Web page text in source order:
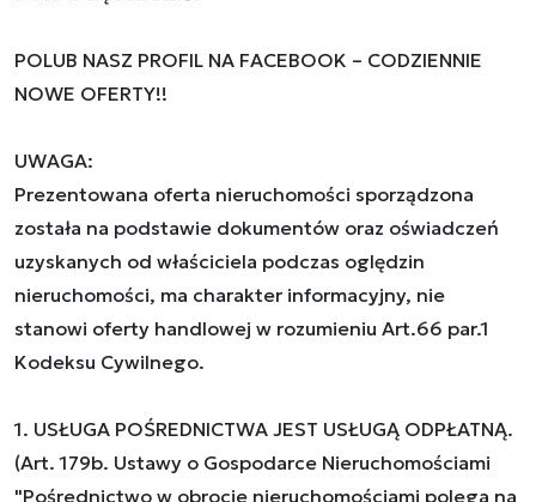
POLUB NASZ PROFIL NA FACEBOOK – CODZIENNIE
NOWE OFERTY!!
UWAGA:
Prezentowana oferta nieruchomości sporządzona
została na podstawie dokumentów oraz oświadczeń
uzyskanych od właściciela podczas oględzin
nieruchomości, ma charakter informacyjny, nie
stanowi oferty handlowej w rozumieniu Art.66 par.1
Kodeksu Cywilnego.
1. USŁUGA POŚREDNICTWA JEST USŁUGĄ ODPŁATNĄ.
(Art. 179b. Ustawy o Gospodarce Nieruchomościami
"Pośrednictwo w obrocie nieruchomościami polega na